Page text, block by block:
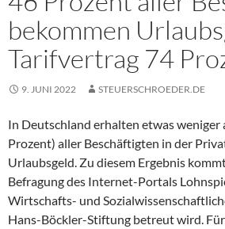
bekommen
Tarifvertrag 74
9. JUNI 2022 STEUERSCHROEDER.DE
In Deutschland erhalten etwas weniger
Prozent) aller Beschäftigten in der
Urlaubsgeld. Zu diesem Ergebnis
Befragung des Internet-Portals
Wirtschafts- und
Hans-Böckler-Stiftung betreut wird.